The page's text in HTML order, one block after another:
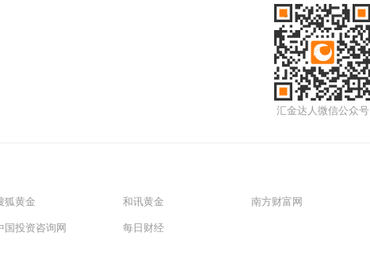
汇金达人微信公众号
狐黄金 和讯黄金 南方财富网
国投资咨询网 每日财经